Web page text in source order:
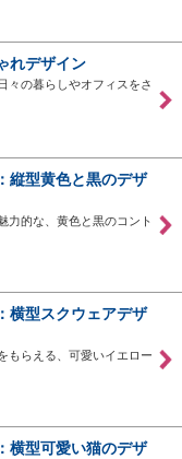
れデザイン
々の暮らしやオフィスをさ
縦型黄色と黒のデザ
力的な、黄色と黒のコント
横型スクウェアデザ
もらえる、可愛いイエロー
横型可愛い猫のデザ